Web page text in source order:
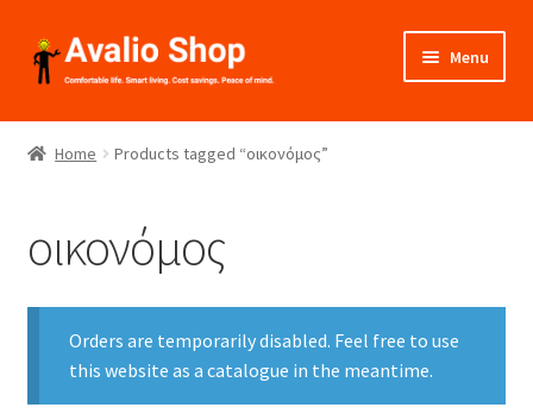
Skip
to
Skip
to
Menu
About Us
Installation
Catalogues
Projects
Home Products tagged “οικονόμος”
οικονόμος
Orders are temporarily disabled. Feel free to use
this website as a catalogue in the meantime.